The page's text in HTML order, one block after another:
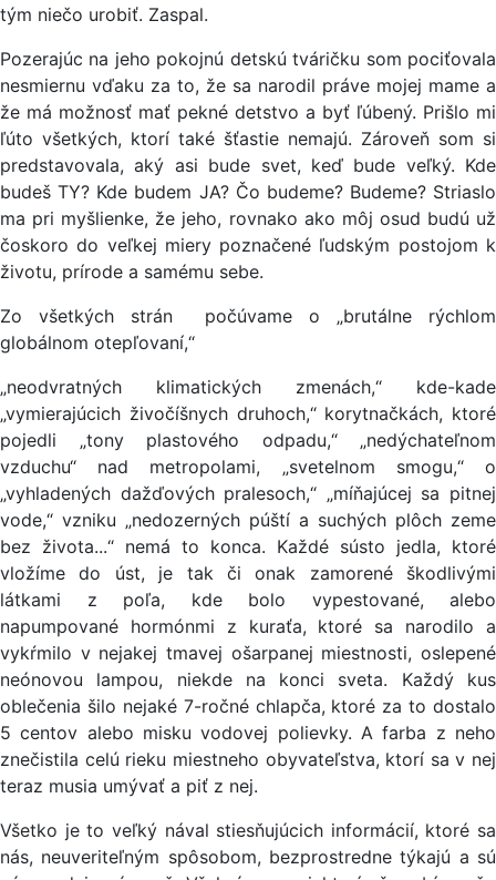
tým niečo urobiť. Zaspal.
Pozerajúc na jeho pokojnú detskú tváričku som pociťovala
nesmiernu vďaku za to, že sa narodil práve mojej mame a
že má možnosť mať pekné detstvo a byť ľúbený. Prišlo mi
ľúto všetkých, ktorí také šťastie nemajú. Zároveň som si
predstavovala, aký asi bude svet, keď bude veľký. Kde
budeš TY? Kde budem JA? Čo budeme? Budeme? Striaslo
ma pri myšlienke, že jeho, rovnako ako môj osud budú už
čoskoro do veľkej miery poznačené ľudským postojom k
životu, prírode a samému sebe.
Zo všetkých strán počúvame o „brutálne rýchlom
globálnom otepľovaní,“
„neodvratných klimatických zmenách,“ kde-kade
„vymierajúcich živočíšnych druhoch,“ korytnačkách, ktoré
pojedli „tony plastového odpadu,“ „nedýchateľnom
vzduchu“ nad metropolami, „svetelnom smogu,“ o
„vyhladených dažďových pralesoch,“ „míňajúcej sa pitnej
vode,“ vzniku „nedozerných púští a suchých plôch zeme
bez života...“ nemá to konca. Každé sústo jedla, ktoré
vložíme do úst, je tak či onak zamorené škodlivými
látkami z poľa, kde bolo vypestované, alebo
napumpované hormónmi z kuraťa, ktoré sa narodilo a
vykŕmilo v nejakej tmavej ošarpanej miestnosti, oslepené
neónovou lampou, niekde na konci sveta. Každý kus
oblečenia šilo nejaké 7-ročné chlapča, ktoré za to dostalo
5 centov alebo misku vodovej polievky. A farba z neho
znečistila celú rieku miestneho obyvateľstva, ktorí sa v nej
teraz musia umývať a piť z nej.
Všetko je to veľký nával stiesňujúcich informácií, ktoré sa
nás, neuveriteľným spôsobom, bezprostredne týkajú a sú